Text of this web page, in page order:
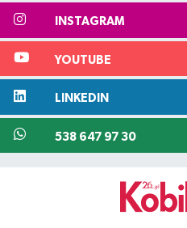
INSTAGRAM
YOUTUBE
LINKEDIN
538 647 97 30